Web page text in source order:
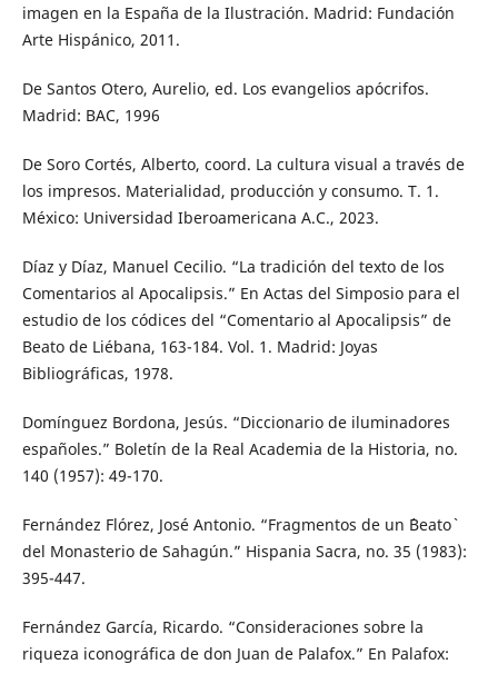
imagen en la España de la Ilustración. Madrid: Fundación
Arte Hispánico, 2011.
De Santos Otero, Aurelio, ed. Los evangelios apócrifos.
Madrid: BAC, 1996
De Soro Cortés, Alberto, coord. La cultura visual a través de
los impresos. Materialidad, producción y consumo. T. 1.
México: Universidad Iberoamericana A.C., 2023.
Díaz y Díaz, Manuel Cecilio. “La tradición del texto de los
Comentarios al Apocalipsis.” En Actas del Simposio para el
estudio de los códices del “Comentario al Apocalipsis” de
Beato de Liébana, 163-184. Vol. 1. Madrid: Joyas
Bibliográficas, 1978.
Domínguez Bordona, Jesús. “Diccionario de iluminadores
españoles.” Boletín de la Real Academia de la Historia, no.
140 (1957): 49-170.
Fernández Flórez, José Antonio. “Fragmentos de un ´Beato`
del Monasterio de Sahagún.” Hispania Sacra, no. 35 (1983):
395-447.
Fernández García, Ricardo. “Consideraciones sobre la
riqueza iconográfica de don Juan de Palafox.” En Palafox: